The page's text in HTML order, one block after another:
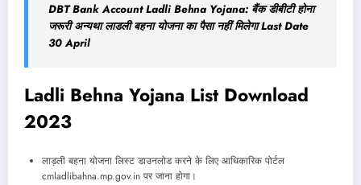
DBT Bank Account Ladli Behna Yojana: बैंक डीबीटी होना
जरूरी अन्यथा लाडली बहना योजना का पैसा नहीं मिलेगा Last Date
30 April
Ladli Behna Yojana List Download
2023
लाड़ली बहना योजना लिस्ट डाउनलोड करने के लिए आधिकारिक पोर्टल
cmladlibahna.mp.gov.in पर जाना होगा।